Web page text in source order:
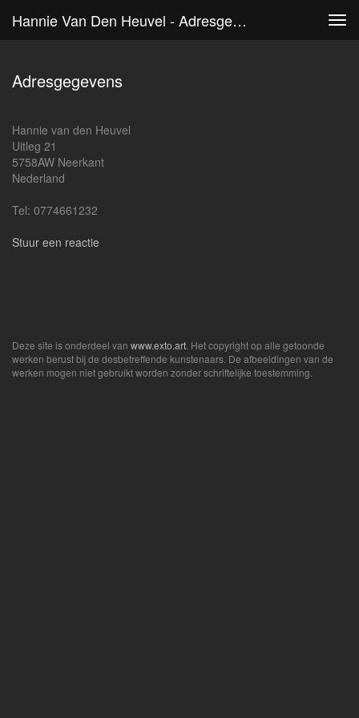
Hannie Van Den Heuvel - Adresgegevens
Adresgegevens
Hannie van den Heuvel
Uitleg 21
5758AW Neerkant
Nederland
Tel: 0774661232
Stuur een reactie
Deze site is onderdeel van www.exto.art . Het copyright op alle getoonde
werken berust bij de desbetreffende kunstenaars. De afbeeldingen van de
werken mogen niet gebruikt worden zonder schriftelijke toestemming.